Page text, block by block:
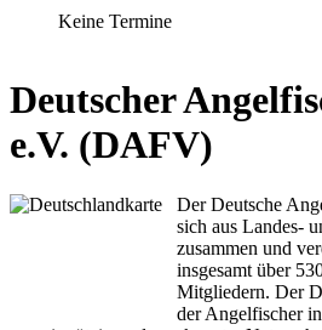
Keine Termine
Deutscher
e.V. (DAFV)
Der Deutsche
sich aus Landes-
zusammen und
insgesamt über
Mitgliedern. Der
der Angelfischer